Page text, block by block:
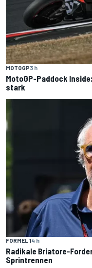
MOTOGP3 h
MotoGP-Paddock
stark
FORMEL 14 h
Radikale Briatore-
Sprintrennen